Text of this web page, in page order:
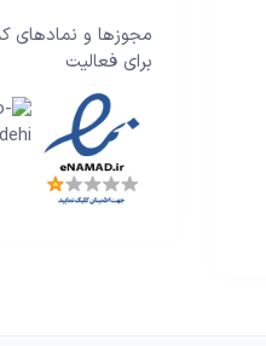
مجوزها و
برای فعالیت